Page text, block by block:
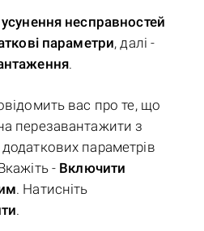
несправностей
параметри, далі -
.
вас про те, що
перезавантажити з
параметрів
- Включити
. Натисніть
.